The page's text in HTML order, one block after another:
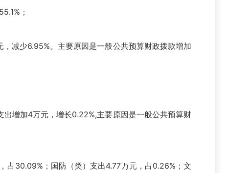
；
减少6.95%。主要原因是一般公共预算财政拨款增加
增加4万元，增长0.22%,主要原因是一般公共预算财
占30.09%；国防（类）支出4.77万元，占0.26%；文